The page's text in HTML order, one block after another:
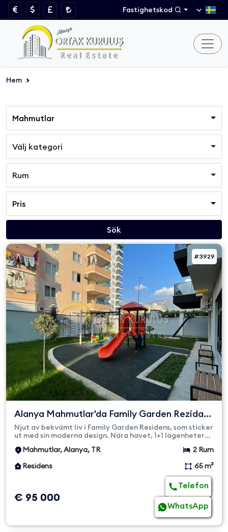
Fastighetskod
Hem
#3929
Alanya Mahmutlar'da Family Garden Rezidans
- 1+1 Daireler
Njut av bekvämt liv i Family Garden Residens, som sticker
ut med sin moderna design. Nära havet, 1+1 lägenheter
Mahmutlar, Alanya, TR
2 Rum
Residens
65 m²
€ 95 000
Telefon
WhatsApp
Mahmutlar
Välj kategori
Rum
Pris
Sök